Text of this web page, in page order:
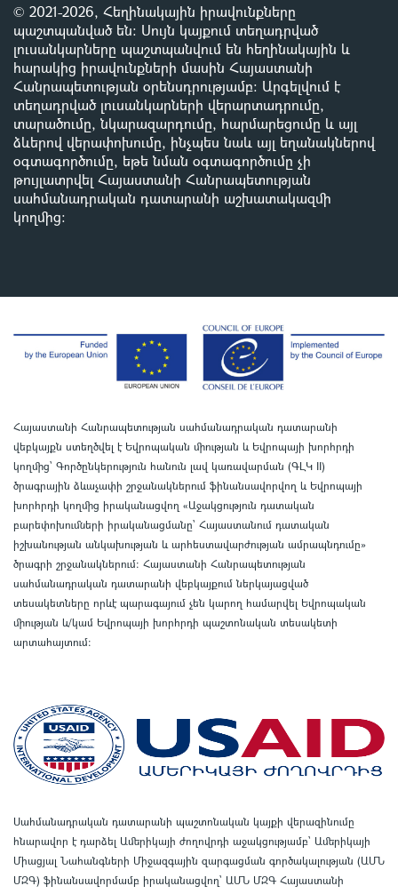
© 2021-2026, Հեղինակային իրավունքները
պաշտպանված են: Սույն կայքում տեղադրված
լուսանկարները պաշտպանվում են հեղինակային և
հարակից իրավունքների մասին Հայաստանի
Հանրապետության օրենսդրությամբ: Արգելվում է
տեղադրված լուսանկարների վերարտադրումը,
տարածումը, նկարազարդումը, հարմարեցումը և այլ
ձևերով վերափոխումը, ինչպես նաև այլ եղանակներով
օգտագործումը, եթե նման օգտագործումը չի
թույլատրվել Հայաստանի Հանրապետության
սահմանադրական դատարանի աշխատակազմի
կողմից:
Հայաստանի Հանրապետության սահմանադրական դատարանի
վեբկայքն ստեղծվել է Եվրոպական միության և Եվրոպայի խորհրդի
կողմից՝ Գործընկերություն հանուն լավ կառավարման (ԳԼԿ II)
ծրագրային ձևաչափի շրջանակներում ֆինանսավորվող և Եվրոպայի
խորհրդի կողմից իրականացվող «Աջակցություն դատական
բարեփոխումների իրականացմանը` Հայաստանում դատական
իշխանության անկախության և արհեստավարժության ամրապնդումը»
ծրագրի շրջանակներում: Հայաստանի Հանրապետության
սահմանադրական դատարանի վեբկայքում ներկայացված
տեսակետները որևէ պարագայում չեն կարող համարվել Եվրոպական
միության և/կամ Եվրոպայի խորհրդի պաշտոնական տեսակետի
արտահայտում:
Սահմանադրական դատարանի պաշտոնական կայքի վերազինումը
հնարավոր է դարձել Ամերիկայի ժողովրդի աջակցությամբ՝ Ամերիկայի
Միացյալ Նահանգների Միջազգային զարգացման գործակալության (ԱՄՆ
ՄԶԳ) ֆինանսավորմամբ իրականացվող՝ ԱՄՆ ՄԶԳ Հայաստանի